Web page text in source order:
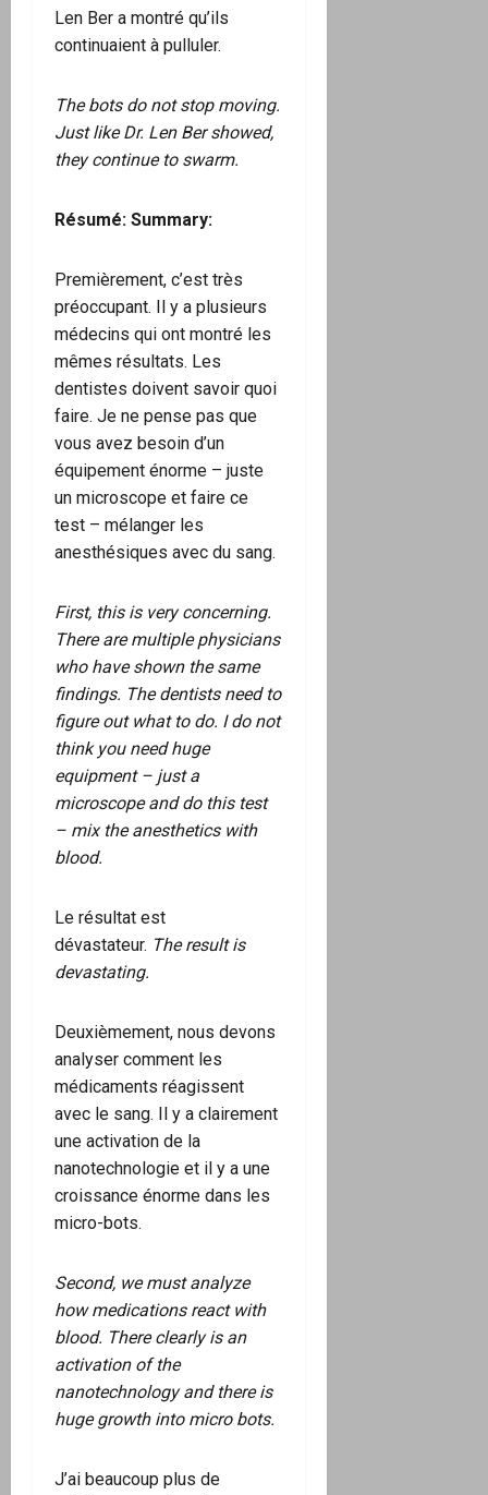
Len Ber a montré qu’ils
continuaient à pulluler.
The bots do not stop moving.
Just like Dr. Len Ber showed,
they continue to swarm.
Résumé: Summary:
Premièrement, c’est très
préoccupant. Il y a plusieurs
médecins qui ont montré les
mêmes résultats. Les
dentistes doivent savoir quoi
faire. Je ne pense pas que
vous avez besoin d’un
équipement énorme – juste
un microscope et faire ce
test – mélanger les
anesthésiques avec du sang.
First, this is very concerning.
There are multiple physicians
who have shown the same
findings. The dentists need to
figure out what to do. I do not
think you need huge
equipment – just a
microscope and do this test
– mix the anesthetics with
blood.
Le résultat est
dévastateur. The result is
devastating.
Deuxièmement, nous devons
analyser comment les
médicaments réagissent
avec le sang. Il y a clairement
une activation de la
nanotechnologie et il y a une
croissance énorme dans les
micro-bots.
Second, we must analyze
how medications react with
blood. There clearly is an
activation of the
nanotechnology and there is
huge growth into micro bots.
J’ai beaucoup plus de